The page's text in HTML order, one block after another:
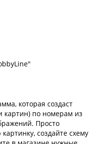
которая создаст
картин) по номерам из
Просто
создайте схему